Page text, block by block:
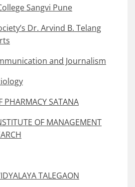
Sangvi Pune
Dr. Arvind B. Telang
and Journalism
PHARMACY SATANA
OF MANAGEMENT
TALEGAON